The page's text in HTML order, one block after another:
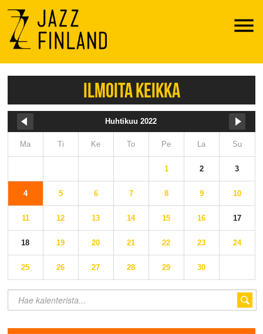
Menu
ILMOITA KEIKKA
Huhtikuu 2022
Ma Ti Ke To Pe La Su
1 2 3
4 5 6 7 8 9 10
11 12 13 14 15 16 17
18 19 20 21 22 23 24
25 26 27 28 29 30